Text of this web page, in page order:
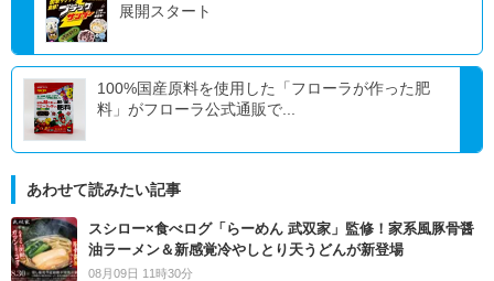
展開スタート
100%国産原料を使用した「フローラが作った肥
料」がフローラ公式通販で...
あわせて読みたい記事
スシロー×食べログ「らーめん 武双家」監修！家系風豚骨醤
油ラーメン＆新感覚冷やしとり天うどんが新登場
08月09日 11時30分